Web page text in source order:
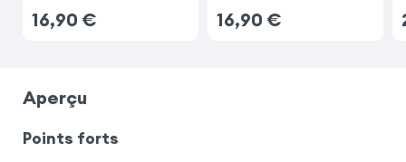
16,90 € 16,90 €
Aperçu
Points forts